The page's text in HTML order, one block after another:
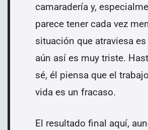
camaradería y,
parece tener cada vez
situación que atraviesa
aún así es muy triste.
sé, él piensa que el
vida es un fracaso.
El resultado final aquí,